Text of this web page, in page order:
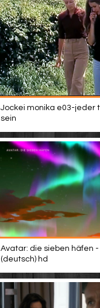
Jockei monika e03-jeder
sein
Avatar: die sieben häfen
(deutsch) hd